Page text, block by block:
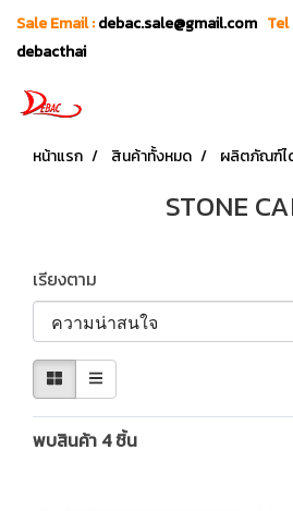
Sale Email :debac.sale@gmail.com Tel
debacthai
หน้าแรก สินค้าทั้งหมด ผลิตภัณฑ์ไ
STONE
เรียงตาม
พบสินค้า 4 ชิ้น